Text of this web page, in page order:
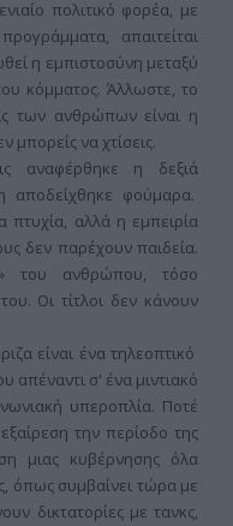
πολιτικό φορέα, με
απαιτείται
η εμπιστοσύνη μεταξύ
κόμματος. Άλλωστε, το
των ανθρώπων είναι η
μπορείς να χτίσεις.
αναφέρθηκε η δεξιά
αποδείχθηκε φούμαρα.
πτυχία, αλλά η εμπειρία
δεν παρέχουν παιδεία.
του ανθρώπου, τόσο
Οι τίτλοι δεν κάνουν
είναι ένα τηλεοπτικό
απέναντι σ' ένα μιντιακό
υπεροπλία. Ποτέ
την περίοδο της
μιας κυβέρνησης όλα
όπως συμβαίνει τώρα με
δικτατορίες με τανκς,